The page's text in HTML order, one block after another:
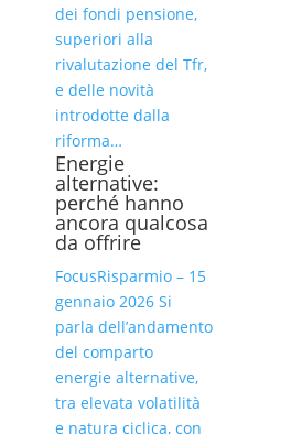
dei fondi pensione,
superiori alla
rivalutazione del Tfr,
e delle novità
introdotte dalla
riforma…
Energie
alternative:
perché hanno
ancora qualcosa
da offrire
FocusRisparmio – 15
gennaio 2026 Si
parla dell’andamento
del comparto
energie alternative,
tra elevata volatilità
e natura ciclica, con